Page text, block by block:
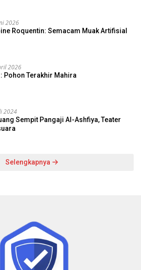
2026
Roquentin: Semacam Muak Artifisial
2026
: Pohon Terakhir Mahira
2024
Sempit Pangaji Al-Ashfiya, Teater
Selengkapnya